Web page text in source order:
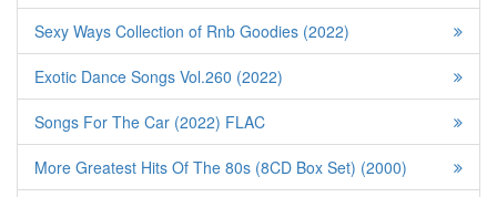
Sexy Ways Collection of Rnb Goodies (2022)
Exotic Dance Songs Vol.260 (2022)
Songs For The Car (2022) FLAC
More Greatest Hits Of The 80s (8CD Box Set) (2000)